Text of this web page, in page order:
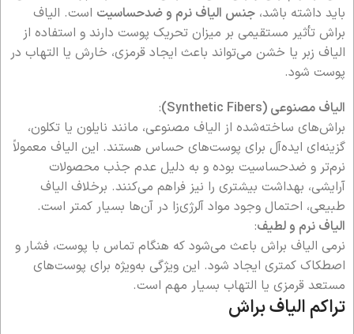
باید داشته باشد، جنس الیاف نرم و ضدحساسیت است. الیاف
براش تأثیر مستقیمی بر میزان تحریک پوست دارند و استفاده از
الیاف زبر یا خشن می‌تواند باعث ایجاد قرمزی، خارش یا التهاب در
پوست شود.
الیاف مصنوعی (Synthetic Fibers)
:
براش‌های ساخته‌شده از الیاف مصنوعی، مانند نایلون یا تکلون،
گزینه‌ای ایده‌آل برای پوست‌های حساس هستند. این الیاف معمولاً
نرم‌تر و ضدحساسیت بوده و به دلیل عدم جذب محصولات
آرایشی، بهداشت بیشتری را نیز فراهم می‌کنند. برخلاف الیاف
طبیعی، احتمال وجود مواد آلرژی‌زا در آن‌ها بسیار کمتر است.
الیاف نرم و لطیف:
نرمی الیاف براش باعث می‌شود که هنگام تماس با پوست، فشار و
اصطکاک کمتری ایجاد شود. این ویژگی به‌ویژه برای پوست‌های
مستعد قرمزی یا التهاب بسیار مهم است.
تراکم الیاف براش